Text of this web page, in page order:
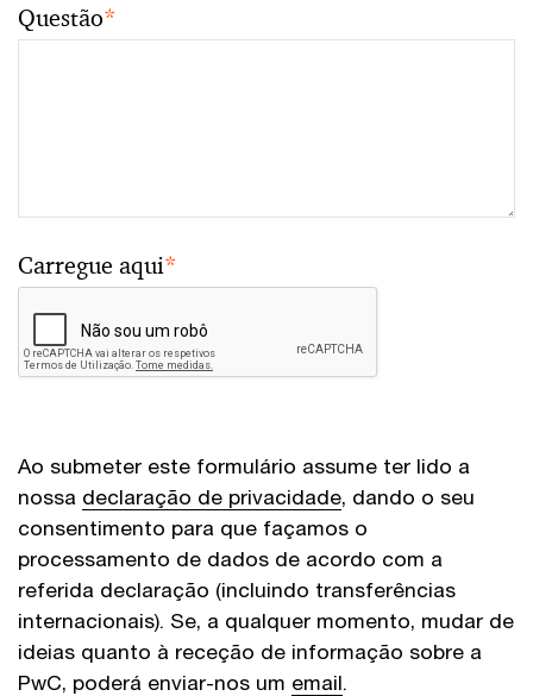
Questão*
Carregue aqui*
Ao submeter este formulário assume ter lido a
nossa declaração de privacidade, dando o seu
consentimento para que façamos o
processamento de dados de acordo com a
referida declaração (incluindo transferências
internacionais). Se, a qualquer momento, mudar de
ideias quanto à receção de informação sobre a
PwC, poderá enviar-nos um email.